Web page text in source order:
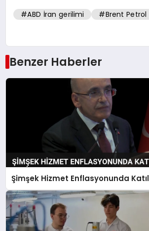
#ABD İran gerilimi #Brent Petrol
Benzer Haberler
Şimşek Hizmet Enflasyonunda